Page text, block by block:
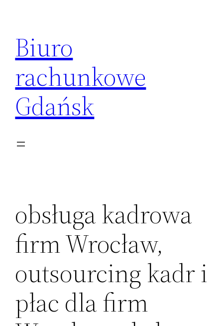
treści
Biuro
rachunkowe
Gdańsk
obsługa kadrowa
firm Wrocław,
outsourcing kadr i
płac dla firm